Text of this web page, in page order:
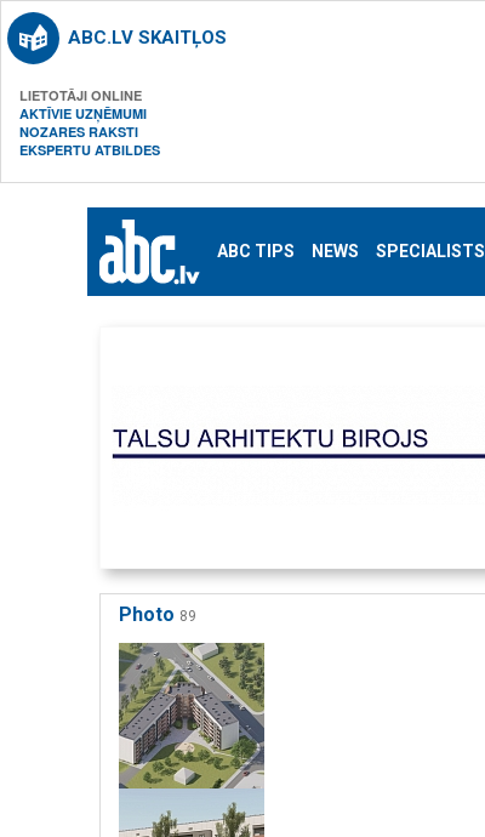
ABC.LV SKAITĻOS
LIETOTĀJI ONLINE
AKTĪVIE UZŅĒMUMI
NOZARES RAKSTI
EKSPERTU ATBILDES
ABC TIPS NEWS SPECIALISTS
Photo 89